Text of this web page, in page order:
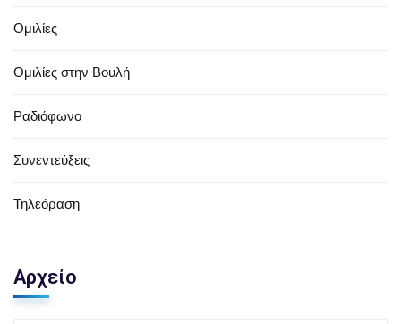
Ομιλίες
Ομιλίες στην Βουλή
Ραδιόφωνο
Συνεντεύξεις
Τηλεόραση
Αρχείο